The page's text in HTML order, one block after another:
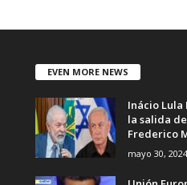
EVEN MORE NEWS
Inácio Lula
la salida
Frederico
mayo 30, 2024